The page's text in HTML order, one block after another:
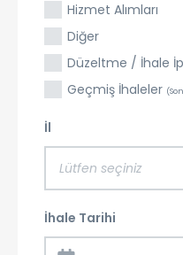
Hizmet Alımları
Diğer
Düzeltme / İhale
Geçmiş İhaleler
İl
Lütfen seçiniz
İhale Tarihi